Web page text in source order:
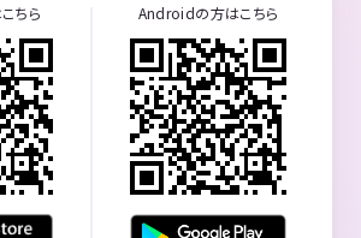
ちら Androidの方はこちら